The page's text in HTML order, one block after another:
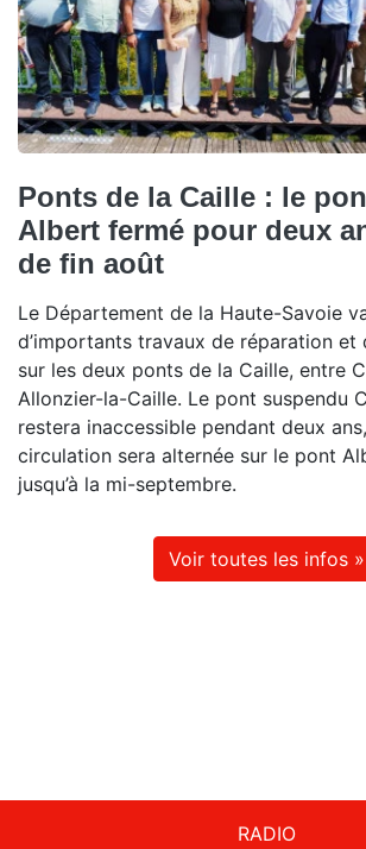
Ponts de la Caille : le
Albert fermé pour deux
de fin août
Le Département de la Haute-Savoie
d’importants travaux de réparation et
sur les deux ponts de la Caille, entre
Allonzier-la-Caille. Le pont suspendu
restera inaccessible pendant deux
circulation sera alternée sur le pont
jusqu’à la mi-septembre.
Voir toutes les infos »
RADIO